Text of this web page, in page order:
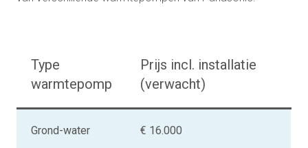
Type
warmtepomp
Prijs incl. installatie
(verwacht)
Grond-water € 16.000